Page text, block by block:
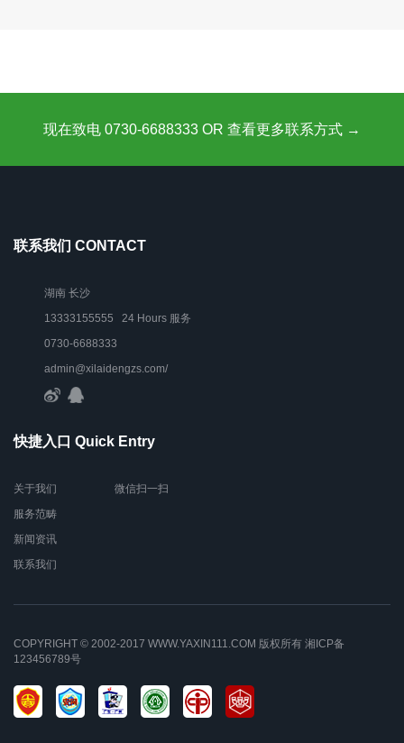
现在致电 0730-6688333 OR 查看更多联系方式 →
联系我们 CONTACT
湖南 长沙
13333155555 24 Hours 服务
0730-6688333
admin@xilaidengzs.com/
快捷入口 Quick Entry
关于我们
服务范畴
新闻资讯
联系我们
微信扫一扫
COPYRIGHT © 2002-2017 WWW.YAXIN111.COM 版权所有 湘ICP备
123456789号